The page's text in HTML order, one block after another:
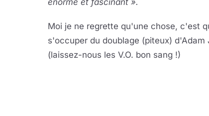
énorme et fascinant ».
Moi je ne regrette qu'une chose, c'est
s'occuper du doublage (piteux) d'Adam
(laissez-nous les V.O. bon sang !)